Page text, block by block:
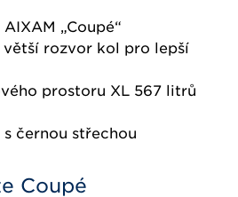
„Coupé“
větší rozvor kol pro lepší
prostoru XL 567 litrů
černou střechou
Coupé